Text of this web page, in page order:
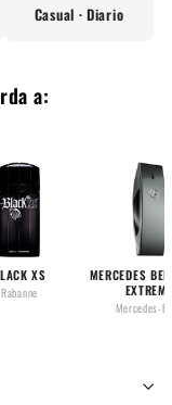
Casual · Diario
a:
XS
Rabanne
MERCEDES
Mercedes-